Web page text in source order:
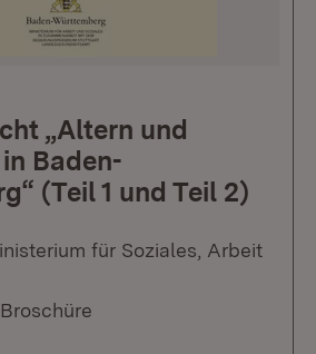
„Altern und
Baden-
(Teil 1 und Teil 2)
für Soziales, Arbeit